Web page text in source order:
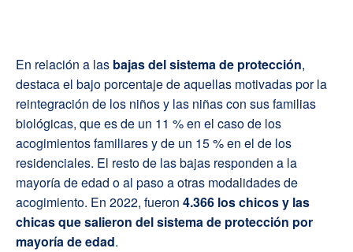
En relación a las bajas del sistema de protección,
destaca el bajo porcentaje de aquellas motivadas por la
reintegración de los niños y las niñas con sus familias
biológicas, que es de un 11 % en el caso de los
acogimientos familiares y de un 15 % en el de los
residenciales. El resto de las bajas responden a la
mayoría de edad o al paso a otras modalidades de
acogimiento. En 2022, fueron 4.366 los chicos y las
chicas que salieron del sistema de protección por
mayoría de edad.